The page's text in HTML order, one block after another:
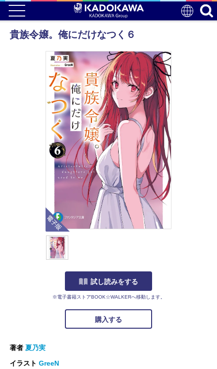
貴族令嬢。俺にだけなつく６
試し読みをする
※電子書籍ストアBOOK☆WALKERへ移動します。
購入する
著者 夏乃実
イラスト GreeN